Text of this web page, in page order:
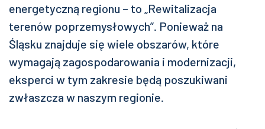
energetyczną regionu – to „Rewitalizacja
terenów poprzemysłowych”. Ponieważ na
Śląsku znajduje się wiele obszarów, które
wymagają zagospodarowania i modernizacji,
eksperci w tym zakresie będą poszukiwani
zwłaszcza w naszym regionie.